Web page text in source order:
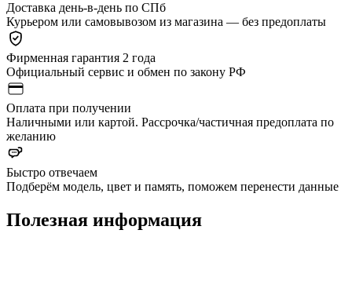
Доставка день-в-день по СПб
Курьером или самовывозом из магазина — без предоплаты
Фирменная гарантия 2 года
Официальный сервис и обмен по закону РФ
Оплата при получении
Наличными или картой. Рассрочка/частичная предоплата по
желанию
Быстро отвечаем
Подберём модель, цвет и память, поможем перенести данные
Полезная информация